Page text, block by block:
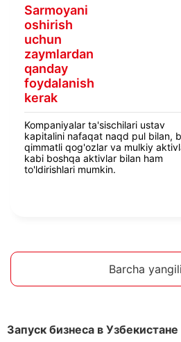
Sarmoyani
oshirish
uchun
zaymlardan
qanday
foydalanish
kerak
Kompaniyalar ta'sischilari ustav
kapitalini nafaqat naqd pul bilan,
qimmatli qog'ozlar va mulkiy
kabi boshqa aktivlar bilan ham
to'ldirishlari mumkin.
Barcha
Запуск бизнеса в Узбекистане